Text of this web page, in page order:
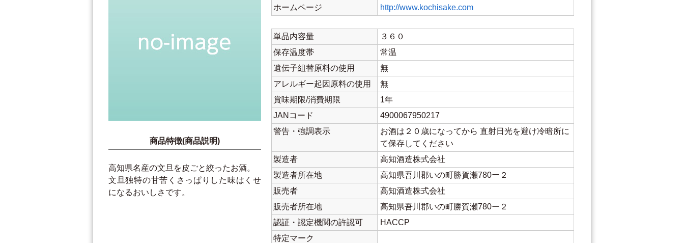
商品特徴(商品説明)
高知県名産の文旦を皮ごと絞ったお酒。
文旦独特の甘苦くさっぱりした味はくせ
になるおいしさです。
ホームページ
http://www.kochisake.com
単品内容量
３６０
保存温度帯
常温
遺伝子組替原料の使用
無
アレルギー起因原料の使用
無
賞味期限/消費期限
1年
JANコード
4900067950217
警告・強調表示
お酒は２０歳になってから 直射日光を避け冷暗所に
て保存してください
製造者
高知酒造株式会社
製造者所在地
高知県吾川郡いの町勝賀瀬780ー２
販売者
高知酒造株式会社
販売者所在地
高知県吾川郡いの町勝賀瀬780ー２
認証・認定機関の許認可
HACCP
特定マーク